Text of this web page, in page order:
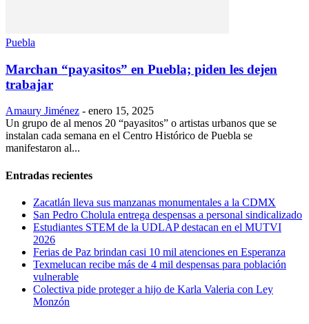
Puebla
Marchan “payasitos” en Puebla; piden les dejen
trabajar
Amaury Jiménez - enero 15, 2025
Un grupo de al menos 20 “payasitos” o artistas urbanos que se
instalan cada semana en el Centro Histórico de Puebla se
manifestaron al...
Entradas recientes
Zacatlán lleva sus manzanas monumentales a la CDMX
San Pedro Cholula entrega despensas a personal sindicalizado
Estudiantes STEM de la UDLAP destacan en el MUTVI
2026
Ferias de Paz brindan casi 10 mil atenciones en Esperanza
Texmelucan recibe más de 4 mil despensas para población
vulnerable
Colectiva pide proteger a hijo de Karla Valeria con Ley
Monzón